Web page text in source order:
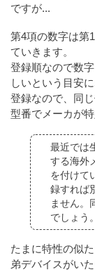
ですが...
第4項の数字は第
ていきます。
登録順なので数
しいという目安
登録なので、同
型番でメーカが特
最近では
する海外
を付けて
録すれば
ません。
でしょう。
たまに特性の似
弟デバイスがいた